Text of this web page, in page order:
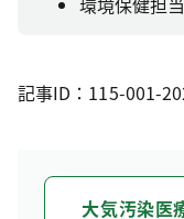
記事ID：115-001-
大気汚染医